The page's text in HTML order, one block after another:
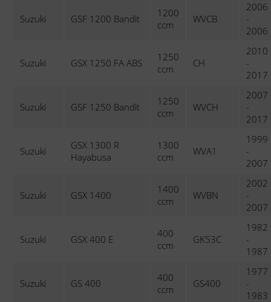
Suzuki GSF 1200 Bandit
1200
ccm
WVCB
2006
-
2006
Suzuki GSX 1250 FA ABS
1250
ccm
CH
2010
-
2017
Suzuki GSF 1250 Bandit
1250
ccm
WVCH
2007
-
2017
Suzuki
GSX 1300 R
Hayabusa
1300
ccm
WVA1
1999
-
2007
Suzuki GSX 1400
1400
ccm
WVBN
2002
-
2007
Suzuki GSX 400 E
400
ccm
GK53C
1982
-
1987
Suzuki GS 400
400
ccm
GS400
1977
-
1983